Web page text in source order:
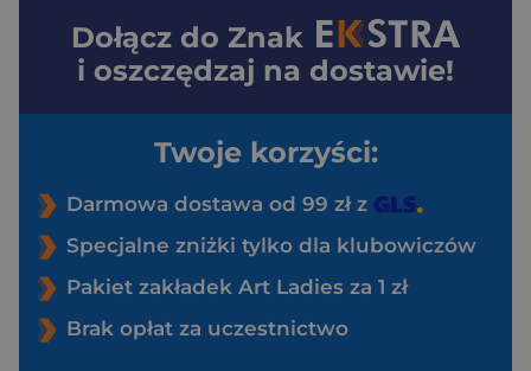
Dołącz do Znak
i oszczędzaj na dostawie!
Twoje korzyści:
Darmowa dostawa od 99 zł z
Specjalne zniżki tylko dla klubowiczów
Pakiet zakładek Art Ladies za 1 zł
Brak opłat za uczestnictwo